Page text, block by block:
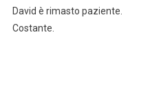
David è rimasto paziente.
Costante.